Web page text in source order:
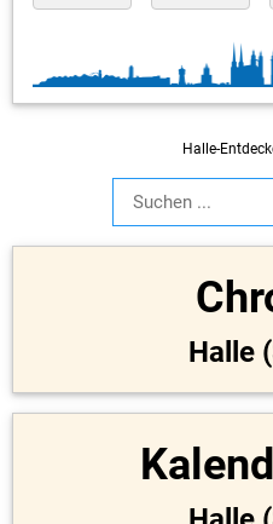
Halle-
Halle